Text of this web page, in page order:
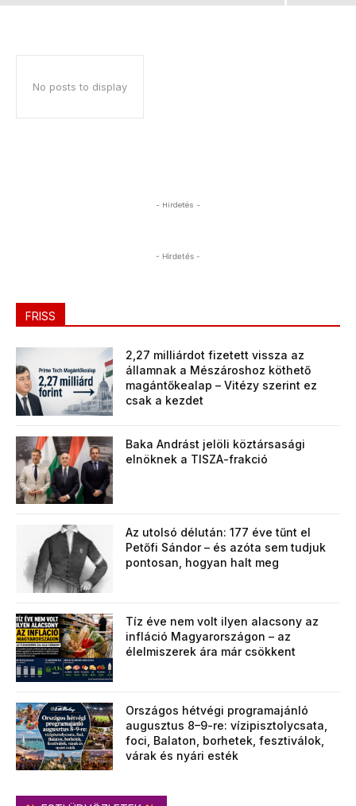
No posts to display
- Hirdetés -
- Hirdetés -
FRISS
2,27 milliárdot fizetett vissza az
államnak a Mészároshoz köthető
magántőkealap – Vitézy szerint ez
csak a kezdet
Baka Andrást jelöli köztársasági
elnöknek a TISZA-frakció
Az utolsó délután: 177 éve tűnt el
Petőfi Sándor – és azóta sem tudjuk
pontosan, hogyan halt meg
Tíz éve nem volt ilyen alacsony az
infláció Magyarországon – az
élelmiszerek ára már csökkent
Országos hétvégi programajánló
augusztus 8–9-re: vízipisztolycsata,
foci, Balaton, borhetek, fesztiválok,
várak és nyári esték